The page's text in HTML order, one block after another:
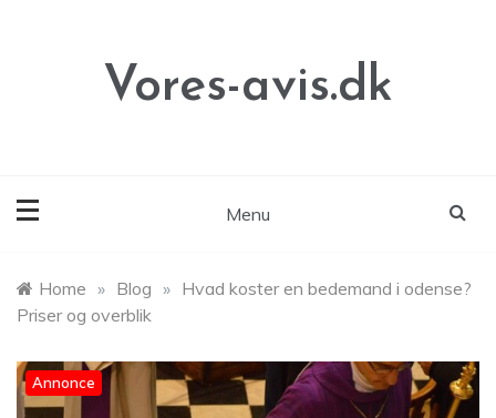
Vores-avis.dk
Menu
Home » Blog » Hvad koster en bedemand i odense?
Priser og overblik
Annonce